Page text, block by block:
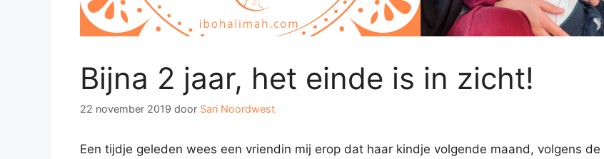
Bijna 2 jaar, het einde is in zicht!
22 november 2019 door Sari Noordwest
Een tijdje geleden wees een vriendin mij erop dat haar kindje volgende maand, volgens de